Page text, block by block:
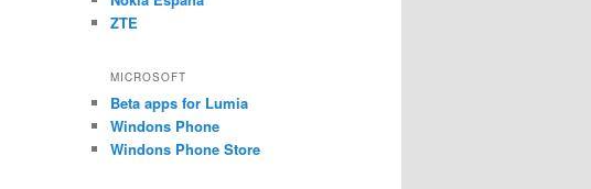
ZTE
MICROSOFT
Beta apps for Lumia
Windons Phone
Windons Phone Store